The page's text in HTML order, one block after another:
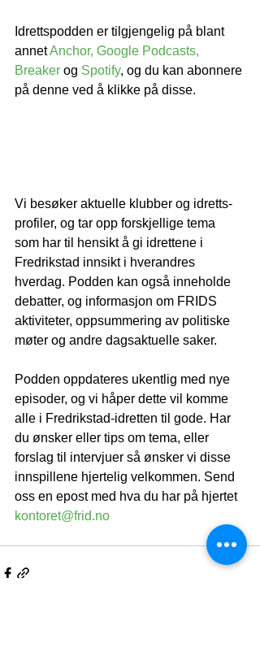
Idrettspodden er tilgjengelig på blant
annet Anchor, Google Podcasts,
Breaker og Spotify, og du kan abonnere
på denne ved å klikke på disse.
Vi besøker aktuelle klubber og idretts-
profiler, og tar opp forskjellige tema
som har til hensikt å gi idrettene i
Fredrikstad innsikt i hverandres
hverdag. Podden kan også inneholde
debatter, og informasjon om FRIDS
aktiviteter, oppsummering av politiske
møter og andre dagsaktuelle saker.
Podden oppdateres ukentlig med nye
episoder, og vi håper dette vil komme
alle i Fredrikstad-idretten til gode. Har
du ønsker eller tips om tema, eller
forslag til intervjuer så ønsker vi disse
innspillene hjertelig velkommen. Send
oss en epost med hva du har på hjertet
kontoret@frid.no